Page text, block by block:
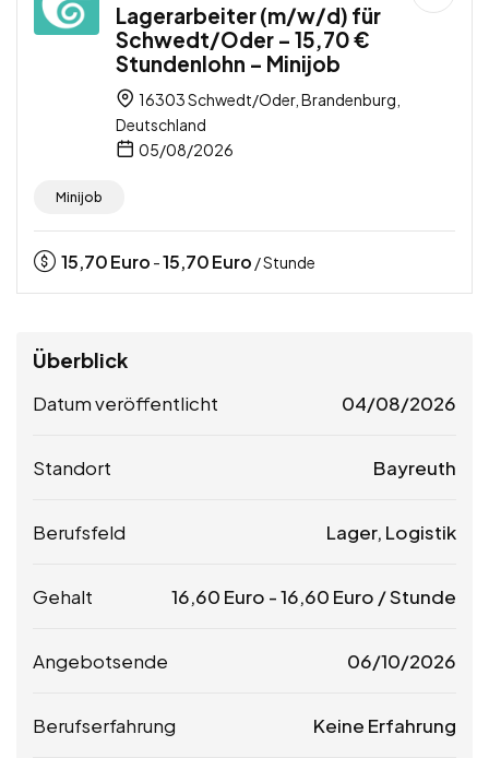
Lagerarbeiter (m/w/d) für
Schwedt/Oder – 15,70 €
Stundenlohn – Minijob
16303 Schwedt/Oder, Brandenburg,
Deutschland
05/08/2026
Minijob
15,70Euro -15,70Euro / Stunde
Überblick
Datum veröffentlicht 04/08/2026
Standort Bayreuth
Berufsfeld Lager, Logistik
Gehalt 16,60 Euro -16,60 Euro / Stunde
Angebotsende 06/10/2026
Berufserfahrung Keine Erfahrung